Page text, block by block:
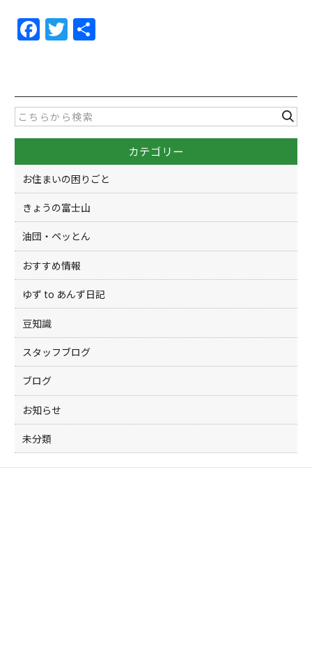
F
a
e
b
o
o
k
T
w
er
カテゴリー
お住まいの困りごと
きょうの富士山
油団・ペッとん
おすすめ情報
ゆず to あんず日記
豆知識
スタッフブログ
ブログ
お知らせ
未分類